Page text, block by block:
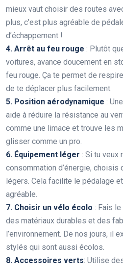
mieux vaut choisir des routes
plus, c’est plus agréable de
d’échappement !
4. Arrêt au feu rouge : Plutôt
voitures, avance doucement en
feu rouge. Ça te permet de
de te déplacer plus facilement.
5. Position aérodynamique :
aide à réduire la résistance au
comme une limace et trouve les
glisser comme un pro.
6. Équipement léger : Si tu veux
consommation d’énergie,
légers. Cela facilite le pédalage
agréable.
7. Choisir un vélo écolo : Fais
des matériaux durables et des
l’environnement. De nos jours, il
stylés qui sont aussi écolos.
8. Accessoires verts: Utilise